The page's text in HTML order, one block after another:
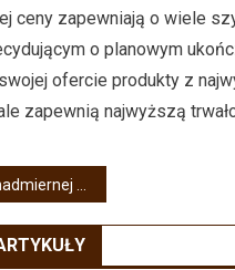
ceny zapewniają o wiele
o planowym
ofercie produkty z
zapewnią najwyższą
w pomieszczeniach